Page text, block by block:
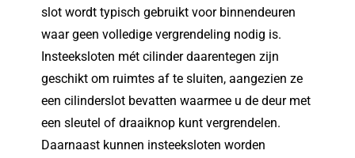
slot wordt typisch gebruikt voor binnendeuren
waar geen volledige vergrendeling nodig is.
Insteeksloten mét cilinder daarentegen zijn
geschikt om ruimtes af te sluiten, aangezien ze
een cilinderslot bevatten waarmee u de deur met
een sleutel of draaiknop kunt vergrendelen.
Daarnaast kunnen insteeksloten worden